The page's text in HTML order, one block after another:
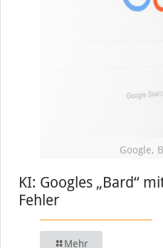
Google,
KI: Googles „Bard“
Fehler
Mehr